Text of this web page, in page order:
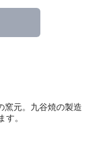
窯元。九谷焼の製造
す。